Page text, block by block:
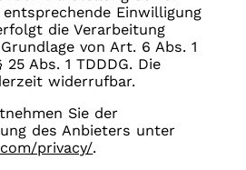
Einwilligung
die Verarbeitung
von Art. 6 Abs. 1
Abs. 1 TDDDG. Die
widerrufbar.
Sie der
des Anbieters unter
privacy/.